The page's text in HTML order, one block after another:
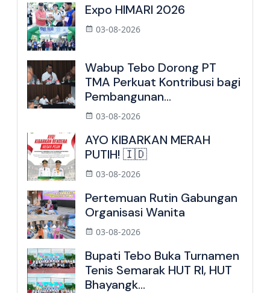
Expo HIMARI 2026
03-08-2026
Wabup Tebo Dorong PT
TMA Perkuat Kontribusi bagi
Pembangunan...
03-08-2026
AYO KIBARKAN MERAH
PUTIH! 🇮🇩
03-08-2026
Pertemuan Rutin Gabungan
Organisasi Wanita
03-08-2026
Bupati Tebo Buka Turnamen
Tenis Semarak HUT RI, HUT
Bhayangk...